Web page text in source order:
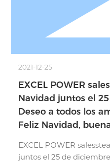
2021-12-25
EXCEL POWER
Navidad juntos el
Deseo a todos los
Feliz Navidad,
EXCEL POWER
juntos el 25 de